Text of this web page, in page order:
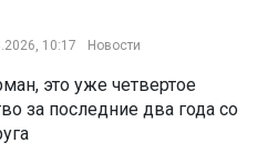
10:17 Новости
это уже четвертое
за последние два года со